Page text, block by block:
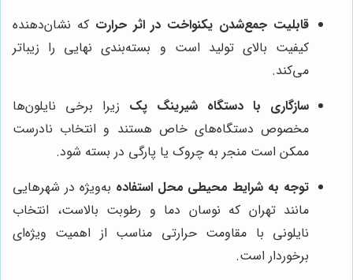
قابلیت جمع‌شدن یکنواخت در اثر حرارت که نشان‌دهنده
کیفیت بالای تولید است و بسته‌بندی نهایی را زیباتر
می‌کند.
سازگاری با دستگاه شیرینگ‌ پک زیرا برخی نایلون‌ها
مخصوص دستگاه‌های خاص هستند و انتخاب نادرست
ممکن است منجر به چروک یا پارگی در بسته شود.
توجه به شرایط محیطی محل استفاده به‌ویژه در شهرهایی
مانند تهران که نوسان دما و رطوبت بالاست، انتخاب
نایلونی با مقاومت حرارتی مناسب از اهمیت ویژه‌ای
برخوردار است.